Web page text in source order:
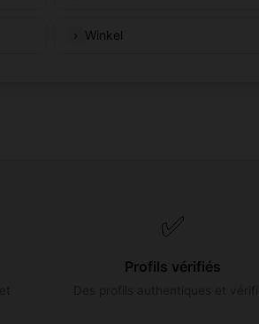
Winkel
✅
Profils vérifiés